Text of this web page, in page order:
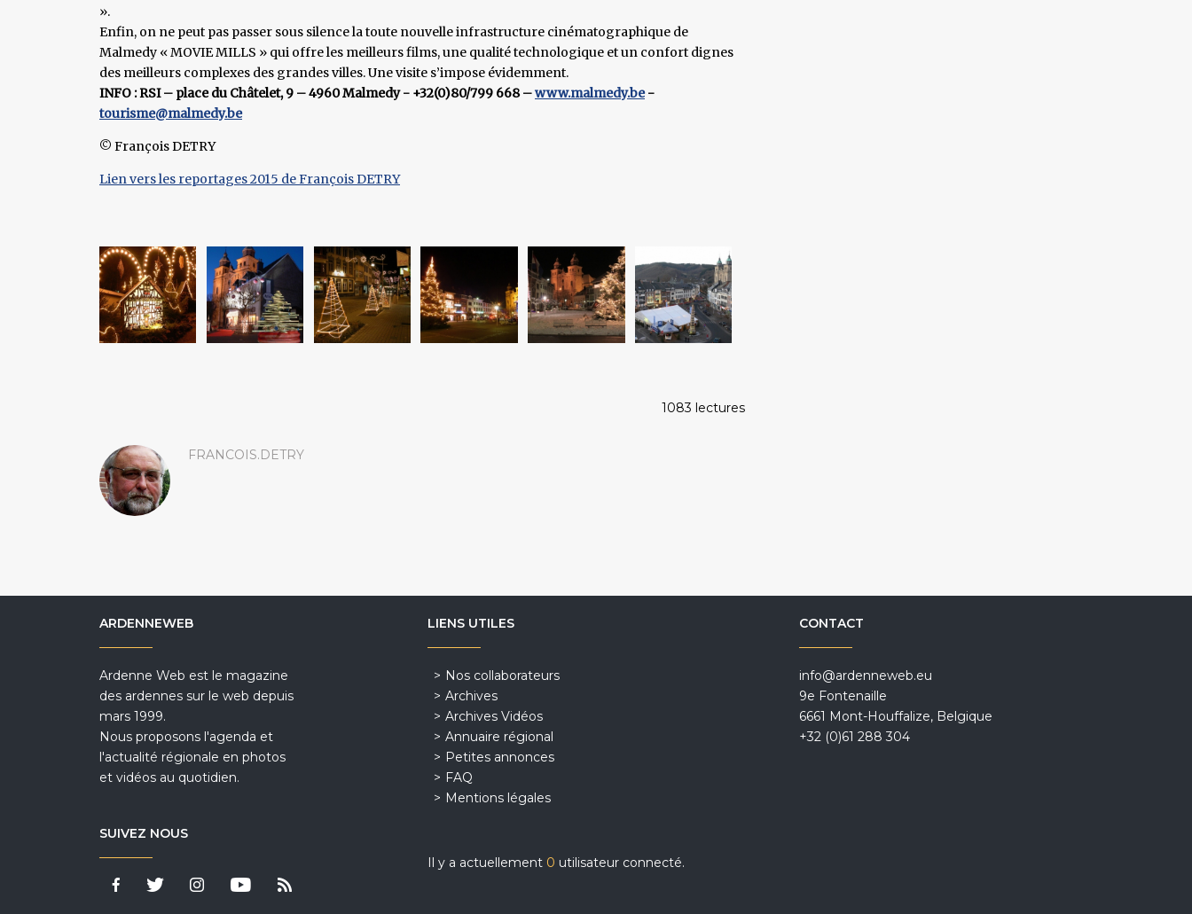
».
Enfin, on ne peut pas passer sous silence la toute nouvelle infrastructure cinématographique de
Malmedy « MOVIE MILLS » qui offre les meilleurs films, une qualité technologique et un confort dignes
des meilleurs complexes des grandes villes. Une visite s’impose évidemment.
INFO : RSI – place du Châtelet, 9 – 4960 Malmedy - +32(0)80/799 668 –www.malmedy.be-
tourisme@malmedy.be
© François DETRY
Lien vers les reportages 2015 de François DETRY
1083 lectures
FRANCOIS.DETRY
ARDENNEWEB
Ardenne Web est le magazine
des ardennes sur le web depuis
mars 1999.
Nous proposons l'agenda et
l'actualité régionale en photos
et vidéos au quotidien.
SUIVEZ NOUS
LIENS UTILES
Nos collaborateurs
Archives
Archives Vidéos
Annuaire régional
Petites annonces
FAQ
Mentions légales
Il y a actuellement 0 utilisateur connecté.
CONTACT
info@ardenneweb.eu
9e Fontenaille
6661 Mont-Houffalize, Belgique
+32 (0)61 288 304